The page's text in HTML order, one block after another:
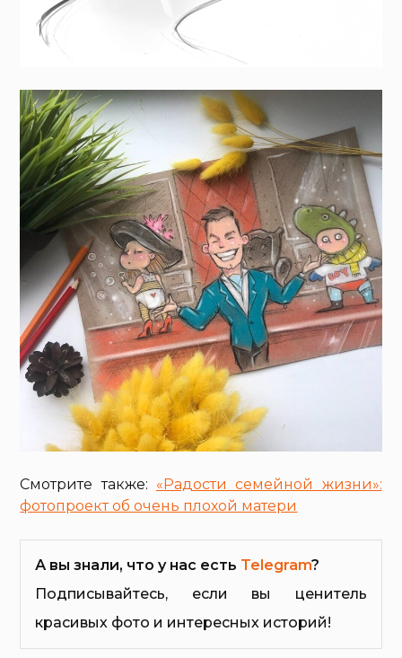
Смотрите также: «Радости семейной жизни»:
фотопроект об очень плохой матери
А вы знали, что у нас есть Telegram?
Подписывайтесь, если вы ценитель
красивых фото и интересных историй!